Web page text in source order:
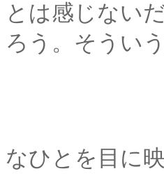
とは感じない
ろう。そうい
を抱えた
けれど、
なひとを目に